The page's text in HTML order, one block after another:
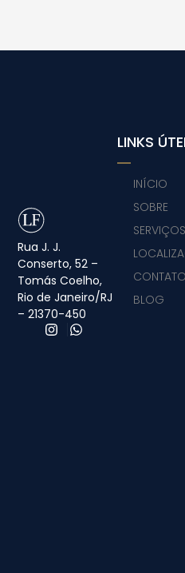
Rua J. J.
Conserto, 52 –
Tomás Coelho,
Rio de Janeiro/RJ
– 21370-450
LINKS
INÍCIO
SOBRE
SERVIÇOS
BLOG